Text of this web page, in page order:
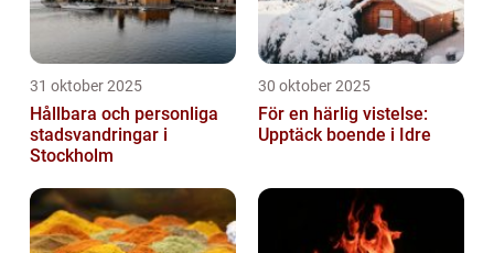
31 oktober 2025
Hållbara och personliga
stadsvandringar i
Stockholm
30 oktober 2025
För en härlig vistelse:
Upptäck boende i Idre